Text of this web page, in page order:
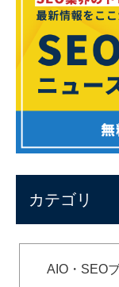
カテゴリ
AIO・SEO